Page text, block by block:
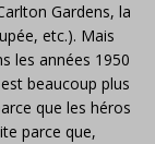
Gardens, la
etc.). Mais
les années 1950
beaucoup plus
que les héros
parce que,